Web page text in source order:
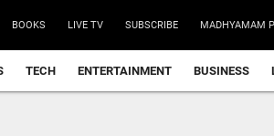
BOOKS LIVE TV SUBSCRIBE MADHYAMAM
TECH ENTERTAINMENT BUSINESS